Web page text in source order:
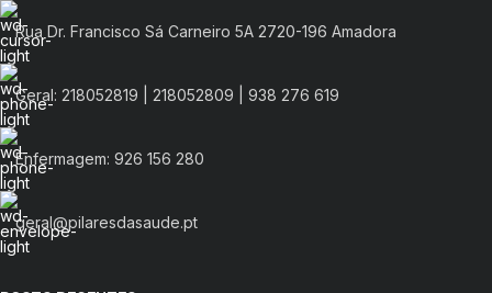
Rua Dr. Francisco Sá Carneiro 5A 2720-196 Amadora
Geral: 218052819 | 218052809 | 938 276 619
Enfermagem: 926 156 280
geral@pilaresdasaude.pt